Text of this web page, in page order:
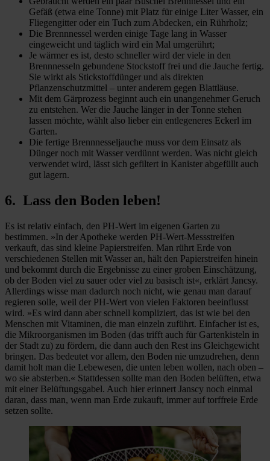
Gefäß (etwa eine Tonne) mit Platz für einige Liter Wasser, ein
Fliegengitter oder ein Tuch zum Abdecken, ein Rührholz;
Die Brennnessel werden einige Tage lang in Wasser
eingeweicht und täglich wird ein Mal umgerührt;
Je wärmer es ist, desto schneller wird der viele in den
Brennnesseln gebundene Stockstoff frei und die Jauche fertig.
Sie wirkt als Stickstoffdünger und als direkten
Pflanzenschutzmittel – unter anderem gegen Blattläuse.
Mit dem Gärprozess beginnt auch ein unangenehmer Geruch
zu entstehen. Wer die Jauche länger in der Tonne stehen
lassen möchte, wählt also lieber ein entlegeneres Eckerl im
Garten.
Die fertige Brennnesseljauche muss vor dem Einsatz als
Dünger noch mit Wasser verdünnt werden. Was nicht gleich
verwendet wird, lässt sich gefiltert in Kanister abgefüllt auch
gut lagern.
6. Lass den Boden leben!
Es ist relativ einfach, den PH-Wert im eigenen Garten zu
bestimmen. »In der Apotheke werden PH-Wert-Messstreifen
verkauft, das sind kleine Papierstreifen. Man rührt Erde von
verschiedenen Stellen mit Wasser an, hält den Papierstreifen hinein
und bekommt durch die Ergebnisse zu einer groben Einschätzung,
ob der Boden viel zu sauer oder viel zu basisch ist«, erklärt Jancsy.
Allerdings wisse man dadurch noch nicht, wie genau man darauf
regieren solle, weil der PH-Wert von vielen Faktoren beeinflusst
wird. »Es wird dann aber schnell kompliziert, das ist wie bei den
Menschen mit Vitaminen, die man einzeln zuführt. Einfacher ist es,
die Mikroorganismen im Boden (das trifft auch für Gartenkisteln in
der Stadt zu) zu fördern, die dann auch den Rest ins Gleichgewicht
bringen. Das bedeutet vor allem, den Boden nie umzudrehen, denn
damit holt man die Lebewesen, die unten leben wollen, nach oben –
wo sie absterben.« Stattdessen sollte man den Boden belüften, etwa
mit einer Belüftungsgabel. Auch hier erinnert Janscy noch einmal
daran, dass man, wenn man Erde zukauft, immer auf torffreie Erde
setzen sollte.